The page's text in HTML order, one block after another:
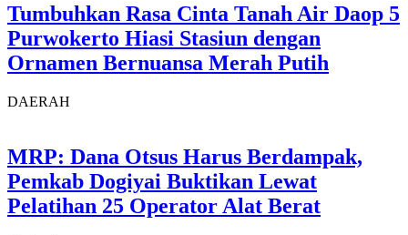
Tumbuhkan Rasa Cinta Tanah Air Daop 5
Purwokerto Hiasi Stasiun dengan
Ornamen Bernuansa Merah Putih
DAERAH
MRP: Dana Otsus Harus Berdampak,
Pemkab Dogiyai Buktikan Lewat
Pelatihan 25 Operator Alat Berat